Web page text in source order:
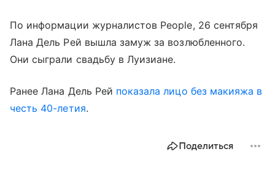
По информации журналистов People, 26 сентября
Лана Дель Рей вышла замуж за возлюбленного.
Они сыграли свадьбу в Луизиане.
Ранее Лана Дель Рей показала лицо без макияжа в
честь 40-летия.
Поделиться